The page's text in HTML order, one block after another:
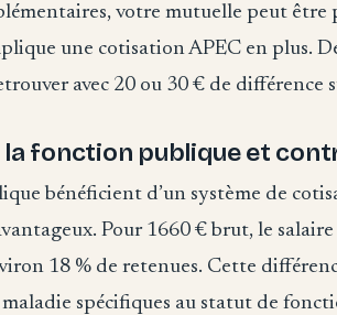
votre mutuelle peut être
une cotisation APEC en plus.
avec 20 ou 30 € de différence
la fonction publique et
bénéficient d’un système de
Pour 1660 € brut, le
18 % de retenues. Cette
spécifiques au statut de